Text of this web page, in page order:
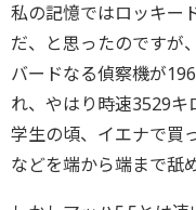
私の記憶ではロッキー
だ、と思ったのですが
バードなる偵察機が
れ、やはり時速3529
学生の頃、イエナで買
などを端から端まで舐